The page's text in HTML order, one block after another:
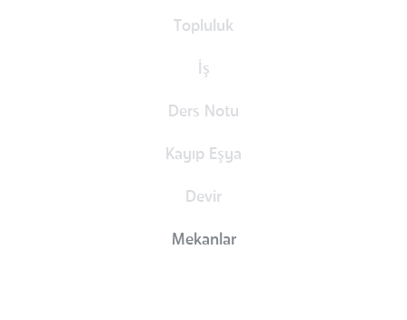
Topluluk
İş
Ders Notu
Kayıp Eşya
Devir
Mekanlar